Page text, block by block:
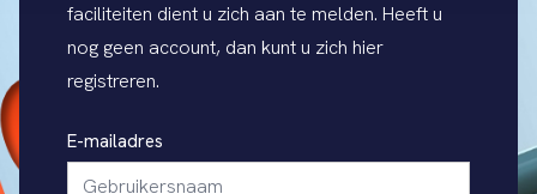
faciliteiten dient u zich aan te melden. Heeft u
nog geen account, dan kunt u zich hier
registreren.
E-mailadres